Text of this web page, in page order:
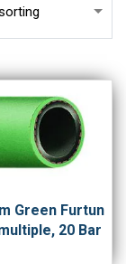
Green Furtun
20 Bar